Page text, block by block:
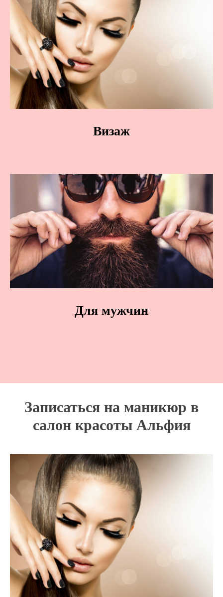
Визаж
Для мужчин
Записаться на маникюр в
салон красоты Альфия